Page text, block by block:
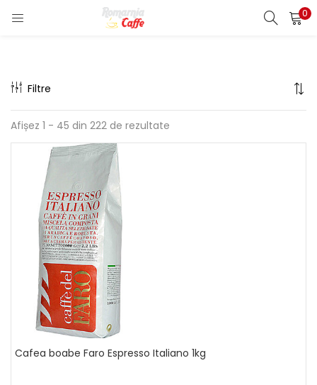
0
LOGIN REGISTER
Remember me
Lost password?
Filtre
Afișez 1 - 45 din 222 de rezultate
Cafea boabe Faro Espresso Italiano 1kg